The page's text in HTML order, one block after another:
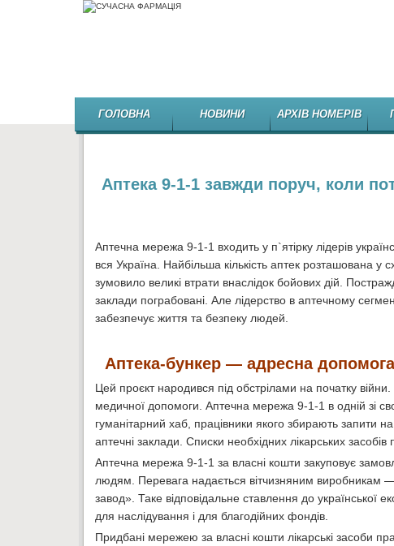
ГОЛОВНА НОВИНИ АРХІВ НОМЕРІВ
Аптека 9-1-1 завжди поруч, коли
Аптечна мережа 9-1-1 входить у п`ятірку лідерів
вся Україна. Найбільша кількість аптек розташована у
зумовило великі втрати внаслідок бойових дій.
заклади пограбовані. Але лідерство в аптечному
забезпечує життя та безпеку людей.
Аптека-бункер — адресна
Цей проєкт народився під обстрілами на початку
медичної допомоги. Аптечна мережа 9-1-1 в одній зі
гуманітарний хаб, працівники якого збирають
аптечні заклади. Списки необхідних лікарських
Аптечна мережа 9-1-1 за власні кошти закуповує
людям. Перевага надається вітчизняним виробникам
завод». Таке відповідальне ставлення до української
для наслідування і для благодійних фондів.
Придбані мережею за власні кошти лікарські засоби